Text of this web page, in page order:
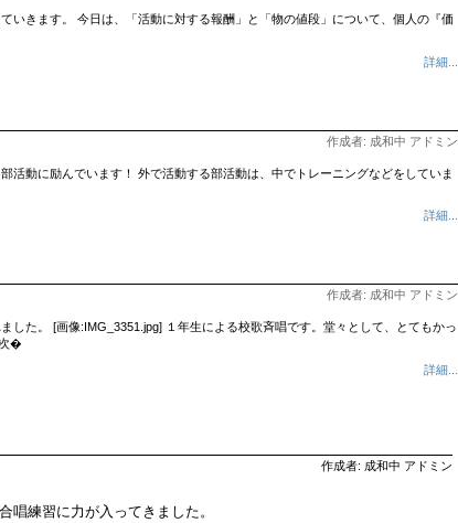
いきます。 今日は、「活動に対する報酬」と「物の値段」について、個人の『価
詳細...
作成者: 成和中 アドミン
活動に励んでいます！ 外で活動する部活動は、中でトレーニングなどをしていま
詳細...
作成者: 成和中 アドミン
した。 [画像:IMG_3351.jpg] １年生による校歌斉唱です。堂々として、とてもかっ
次�
詳細...
作成者: 成和中 アドミン
唱練習に力が入ってきました。